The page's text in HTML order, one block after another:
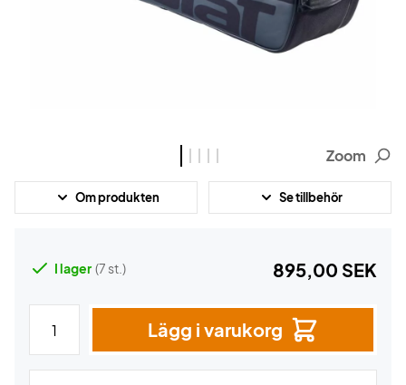
Zoom
Om produkten Se tillbehör
I lager (7 st.) 895,00 SEK
Lägg i varukorg